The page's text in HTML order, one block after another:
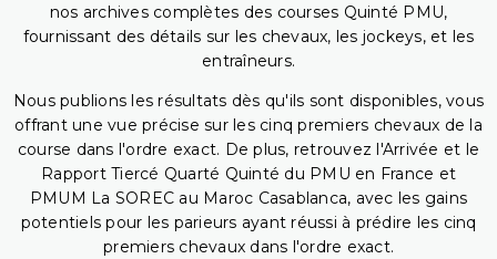
nos archives complètes des courses Quinté PMU,
fournissant des détails sur les chevaux, les jockeys, et les
entraîneurs.
Nous publions les résultats dès qu'ils sont disponibles, vous
offrant une vue précise sur les cinq premiers chevaux de la
course dans l'ordre exact. De plus, retrouvez l'Arrivée et le
Rapport Tiercé Quarté Quinté du PMU en France et
PMUM La SOREC au Maroc Casablanca, avec les gains
potentiels pour les parieurs ayant réussi à prédire les cinq
premiers chevaux dans l'ordre exact.